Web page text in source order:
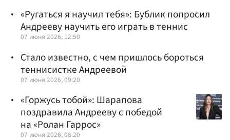
«Ругаться я научил тебя»: Бублик попросил
Андрееву научить его играть в теннис
07 июня 2026, 12:50
Стало известно, с чем пришлось бороться
теннисистке Андреевой
07 июня 2026, 09:20
«Горжусь тобой»: Шарапова
поздравила Андрееву с победой
на «Ролан Гаррос»
07 июня 2026, 08:20